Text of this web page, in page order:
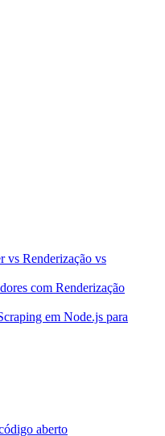
vs Renderização vs
com Renderização
em Node.js para
aberto